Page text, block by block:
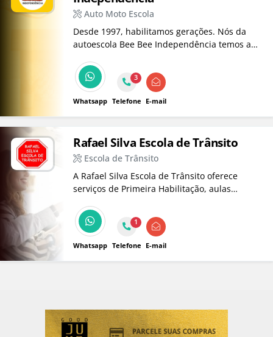
Auto Moto Escola
Desde 1997, habilitamos gerações. Nós da
autoescola Bee Bee Independência temos a
proporcionando a melhor experiência em sua
formação. Atualmente habilitamos as
categorias: A, B e D.
Whatsapp
3
Telefone E-mail
Rafael Silva Escola de Trânsito
Escola de Trânsito
A Rafael Silva Escola de Trânsito oferece
serviços de Primeira Habilitação, aulas
profissionais de auto escolas, examinadores e
muito mais. Cursos reconhecidos para
transformar sua carreira no trânsito.
Whatsapp
1
Telefone E-mail